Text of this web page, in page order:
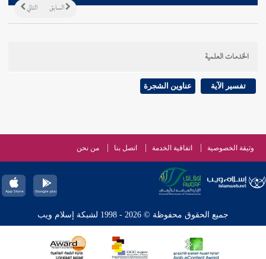
التالي السابق
الخدمات العلمية
تفسير الآية عناوين الشجرة
وثيقة الخصوصية اتفاقية الخدمة اتصل بنا من نحن
جميع الحقوق محفوظة © 2026 - 1998 لشبكة إسلام ويب